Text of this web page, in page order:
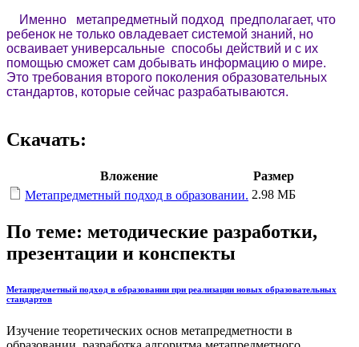
Именно метапредметный подход предполагает, что
ребенок не только овладевает системой знаний, но
осваивает универсальные способы действий и с их
помощью сможет сам добывать информацию о мире.
Это требования второго поколения образовательных
стандартов, которые сейчас разрабатываются.
Скачать:
Вложение
Размер
Метапредметный подход в образовании. 2.98 МБ
По теме: методические разработки,
презентации и конспекты
Метапредметный подход в образовании при реализации новых образовательных
стандартов
Изучение теоретических основ метапредметности в